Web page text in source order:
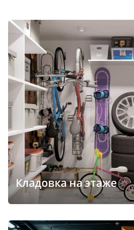
Кладовка на этаже